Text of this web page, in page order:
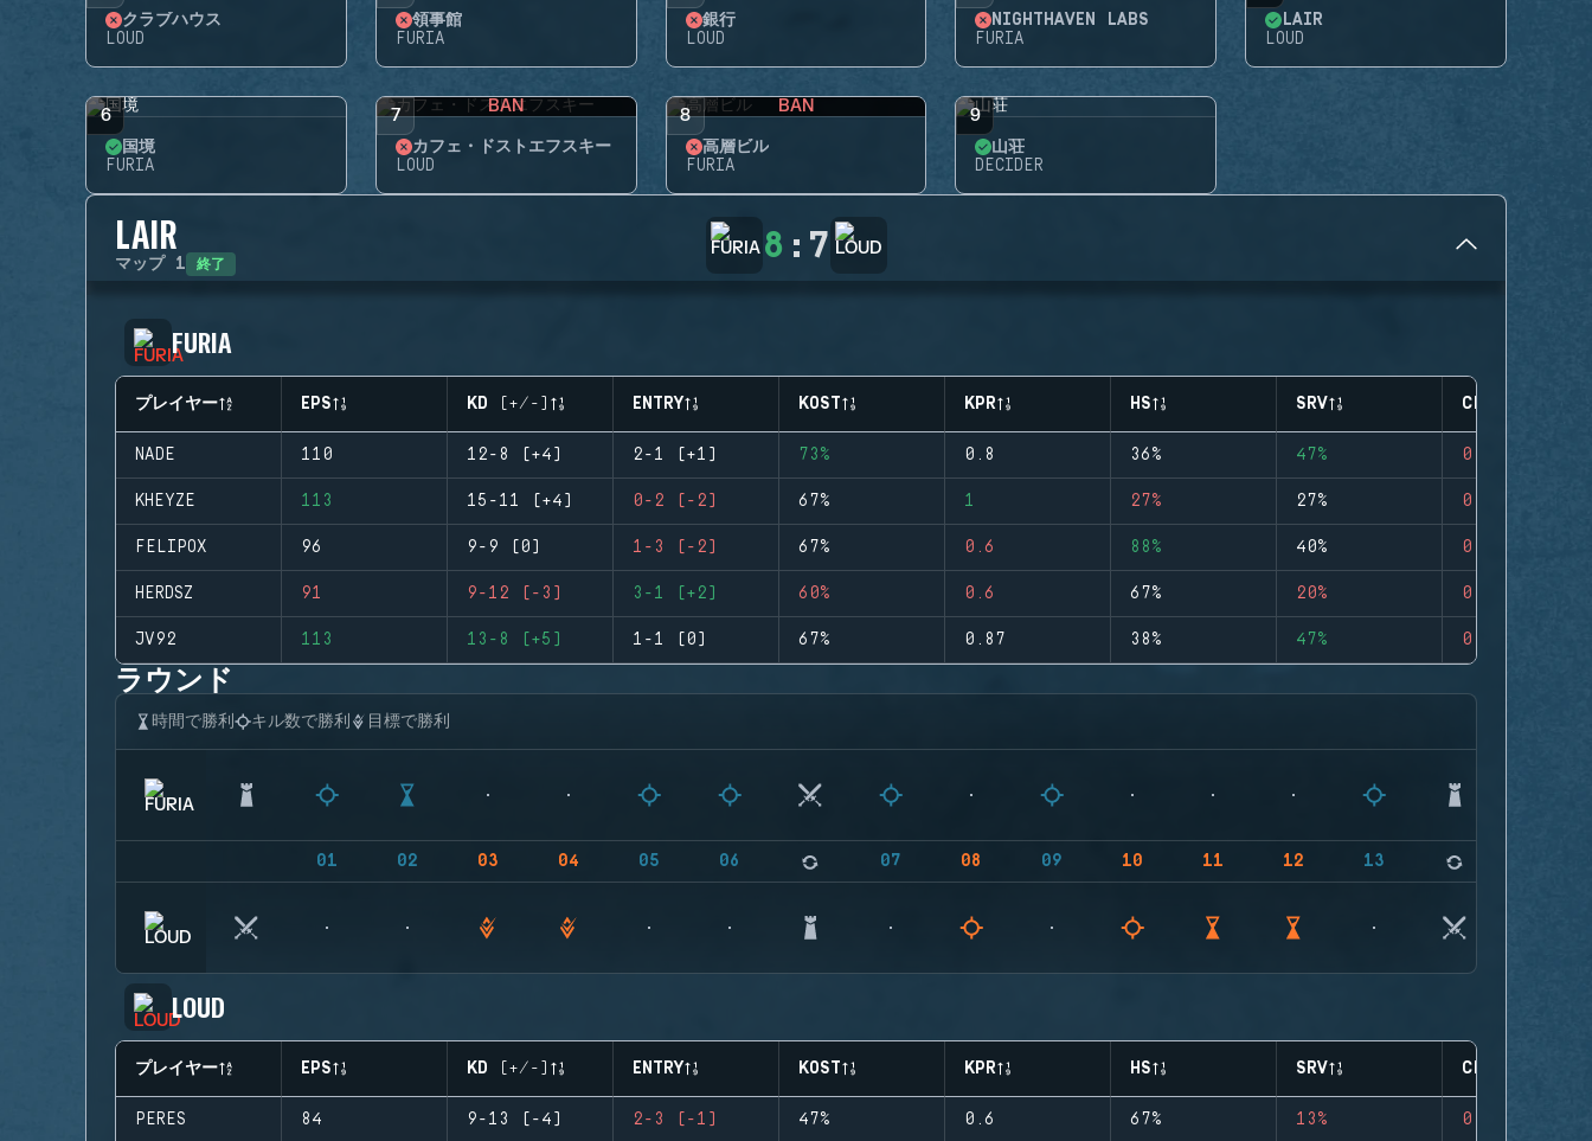
クラブハウス
LOUD
領事館
FURIA
銀行
LOUD
NIGHTHAVEN LABS
FURIA
LAIR
LOUD
6
国境
FURIA
7 BAN
カフェ・ドストエフスキー
LOUD
8 BAN
高層ビル
FURIA
9
山荘
DECIDER
LAIR
マップ 1 終了 8 : 7
FURIA
プレイヤー EPS KD (+/-) ENTRY KOST KPR HS SRV CLUTCHES
NADE 110 12-8 (+4) 2-1 (+1) 73% 0.8 36% 47% 0
KHEYZE 113 15-11 (+4) 0-2 (-2) 67% 1 27% 27% 0
FELIPOX 96 9-9 (0) 1-3 (-2) 67% 0.6 88% 40% 0
HERDSZ 91 9-12 (-3) 3-1 (+2) 60% 0.6 67% 20% 0
JV92 113 13-8 (+5) 1-1 (0) 67% 0.87 38% 47% 0
ラウンド
時間で勝利 キル数で勝利 目標で勝利
01 02 03 04 05 06 07 08 09 10 11 12 13
LOUD
プレイヤー EPS KD (+/-) ENTRY KOST KPR HS SRV CLUTCHES
PERES 84 9-13 (-4) 2-3 (-1) 47% 0.6 67% 13% 0